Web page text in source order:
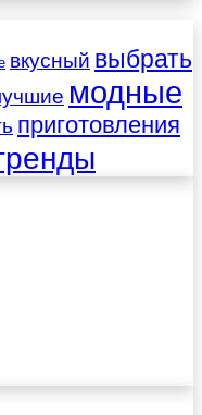
вкусный выбрать
модные
приготовления